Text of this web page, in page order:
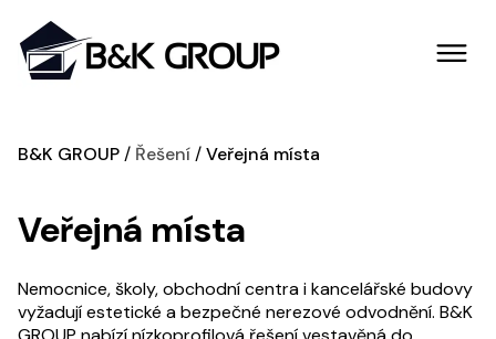
B&K GROUP Řešení Veřejná místa
Veřejná místa
Nemocnice, školy, obchodní centra i kancelářské budovy
vyžadují estetické a bezpečné nerezové odvodnění. B&K